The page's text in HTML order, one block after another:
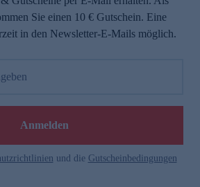
Sie einen 10 € Gutschein. Eine
in den Newsletter-E-Mails möglich.
Anmelden
und die Gutscheinbedingungen